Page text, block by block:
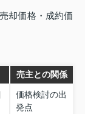
却価格・成約価
売主との関係
価格検討の出
発点